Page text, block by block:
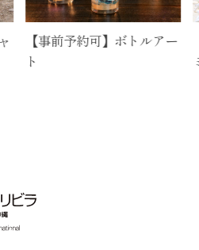
【事前予約可】ボトルアー
【事
ミ